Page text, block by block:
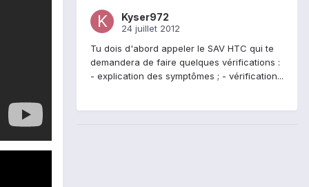
Kyser972
24 juillet 2012
Tu dois d'abord appeler le SAV HTC qui te
demandera de faire quelques vérifications :
- explication des symptômes ; - vérification...